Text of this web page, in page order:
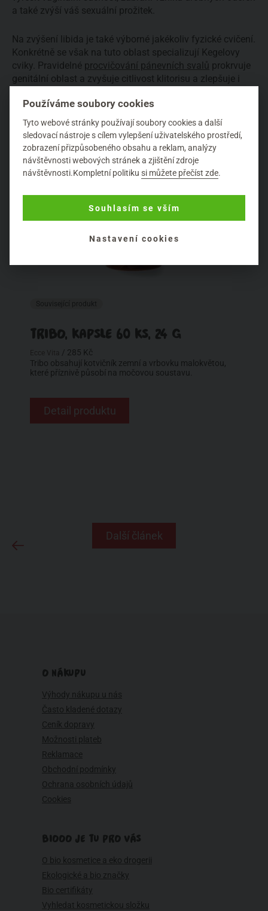
a také zvýší váš sexuální prožitek.
Na zvýšení libida je také výborné jakékoliv fyzické cvičení.
Konkrétně se však na tuto oblast specializují Kegelovy
cviky. Pravidelné procvičování pánevních svalů prokrvuje
genitální oblast a zvyšuje citlivost klitorisu a zlepšuje i
z něj budete mít také větší prožitek a budete dosahovat
snadněji orgasmu.
TRIBO, KAPSLE 60 KS, 24 G
/ 285 Kč
Tribo obsahují kotvičník zemní a vrbovku malokvětou,
které příznivě působí na močovou soustavu.
Detail produktu
Další článek
O NÁKUPU
Výhody nákupu u nás
Často kladené dotazy
Ceník dopravy
Možnosti plateb
Reklamace
Obchodní podmínky
Ochrana osobních údajů
Cookies
BIOOO JE TU PRO VÁS
O bio kosmetice a eko drogerii
Ekologické a bio značky
Bio certifikáty
Vyhledat kosmetickou složku
Používáme soubory cookies
Tyto webové stránky používají soubory cookies a další
sledovací nástroje s cílem vylepšení uživatelského prostředí,
zobrazení přizpůsobeného obsahu a reklam, analýzy
návštěvnosti webových stránek a zjištění zdroje
návštěvnosti.Kompletní politikusi můžete přečíst zde.
Souhlasím se vším
Nastavení cookies